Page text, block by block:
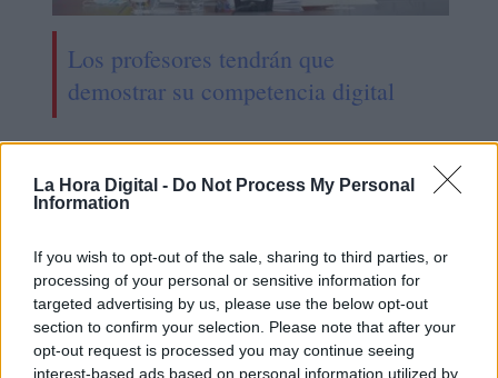
La Hora Digital - Do Not Process My Personal
Information
If you wish to opt-out of the sale, sharing to third parties, or
processing of your personal or sensitive information for
targeted advertising by us, please use the below opt-out
section to confirm your selection. Please note that after your
opt-out request is processed you may continue seeing
interest-based ads based on personal information utilized by
Los profesores tendrán que
demostrar su competencia digital